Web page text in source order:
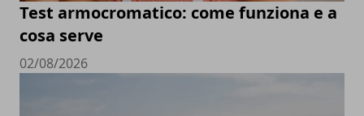
Test armocromatico: come funziona e a
cosa serve
02/08/2026